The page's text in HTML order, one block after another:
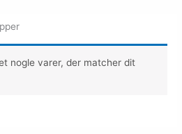
nogle varer, der matcher dit